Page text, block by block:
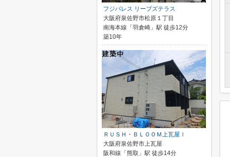
フジパレス リーブズテラス
大阪府泉佐野市松原１丁目
南海本線「羽倉崎」駅 徒歩12分
築10年
ＲＵＳＨ・ＢＬＯＯＭ上瓦屋Ⅰ
大阪府泉佐野市上瓦屋
阪和線「熊取」駅 徒歩14分